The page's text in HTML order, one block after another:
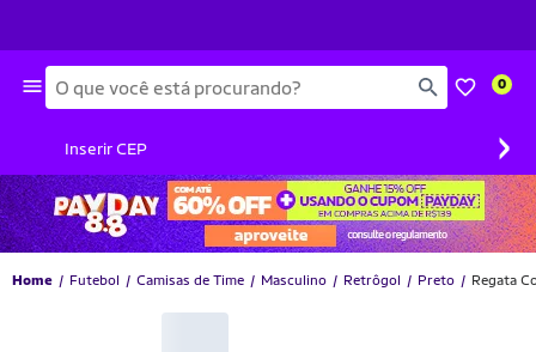
Busca 0
Inserir CEP ›
Home Futebol Camisas de Time Masculino Retrôgol Preto Regata
-10% OFF